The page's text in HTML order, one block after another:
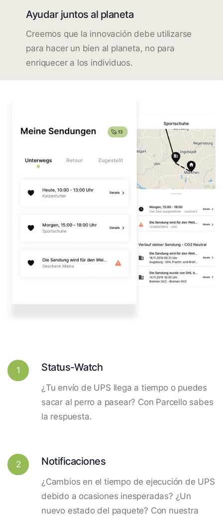
Ayudar juntos al planeta
Creemos que la innovación debe utilizarse
para hacer un bien al planeta, no para
enriquecer a los individuos.
1 Status-Watch
¿Tu envío de UPS llega a tiempo o puedes
sacar al perro a pasear? Con Parcello sabes
la respuesta.
2 Notificaciones
¿Cambios en el tiempo de ejecución de UPS
debido a ocasiones inesperadas? ¿Un
nuevo estado del paquete? Con nuestra